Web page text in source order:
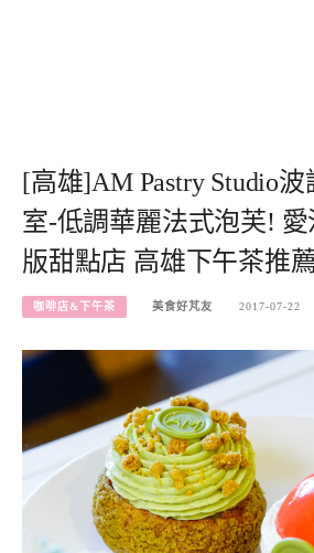
[高雄]AM Pastry Studio
室-低調華麗法式泡芙!
版甜點店 高雄下午茶推薦
咖啡店&下午茶 美食好芃友 2017-07-22